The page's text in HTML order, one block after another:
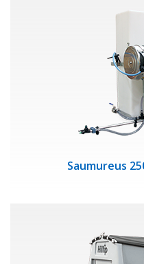
Saumureus